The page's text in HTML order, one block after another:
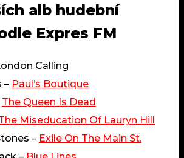
alb hudební
Expres FM
Calling
– Paul’s Boutique
The Queen Is Dead
Miseducation Of Lauryn Hill
– Exile On The Main St.